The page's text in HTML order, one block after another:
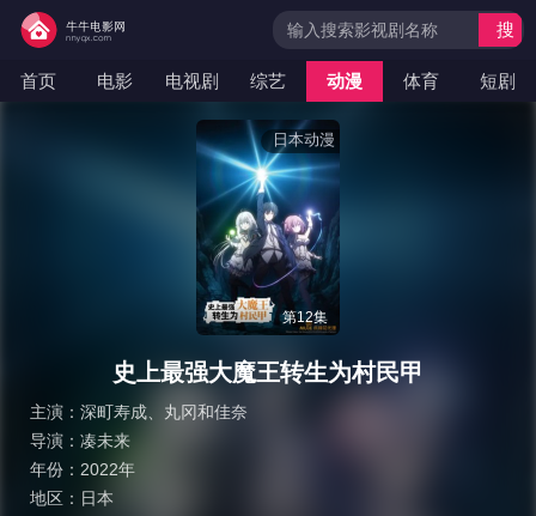
首页 电影 电视剧 综艺 动漫 体育 短剧
搜
日本动漫
第12集
史上最强大魔王转生为村民甲
主演： 深町寿成
丸冈和佳奈
导演： 凑未来
年份： 2022年
地区： 日本